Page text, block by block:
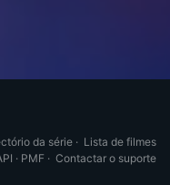
da série · Lista de filmes
· PMF · Contactar o suporte